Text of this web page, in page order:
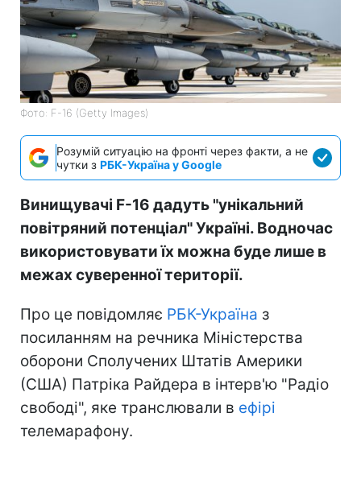
Фото: F-16 (Getty Images)
Розумій ситуацію на фронті через факти, а не
чутки з РБК-Україна у Google
Винищувачі F-16 дадуть "унікальний
повітряний потенціал" Україні. Водночас
використовувати їх можна буде лише в
межах суверенної території.
Про це повідомляє РБК-Україна з
посиланням на речника Міністерства
оборони Сполучених Штатів Америки
(США) Патріка Райдера в інтерв'ю "Радіо
свободі", яке транслювали в ефірі
телемарафону.